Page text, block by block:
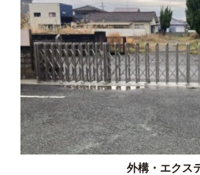
外構・エクス